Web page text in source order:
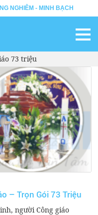
NGHIÊM - MINH BẠCH
73 triệu
– Trọn Gói 73 Triệu
người Công giáo